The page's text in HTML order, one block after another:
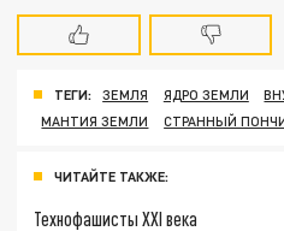
ТЕГИ: ЗЕМЛЯ ЯДРО ЗЕМЛИ
МАНТИЯ ЗЕМЛИ
СТРАННЫЙ
ЧИТАЙТЕ ТАКЖЕ:
Технофашисты XXI века